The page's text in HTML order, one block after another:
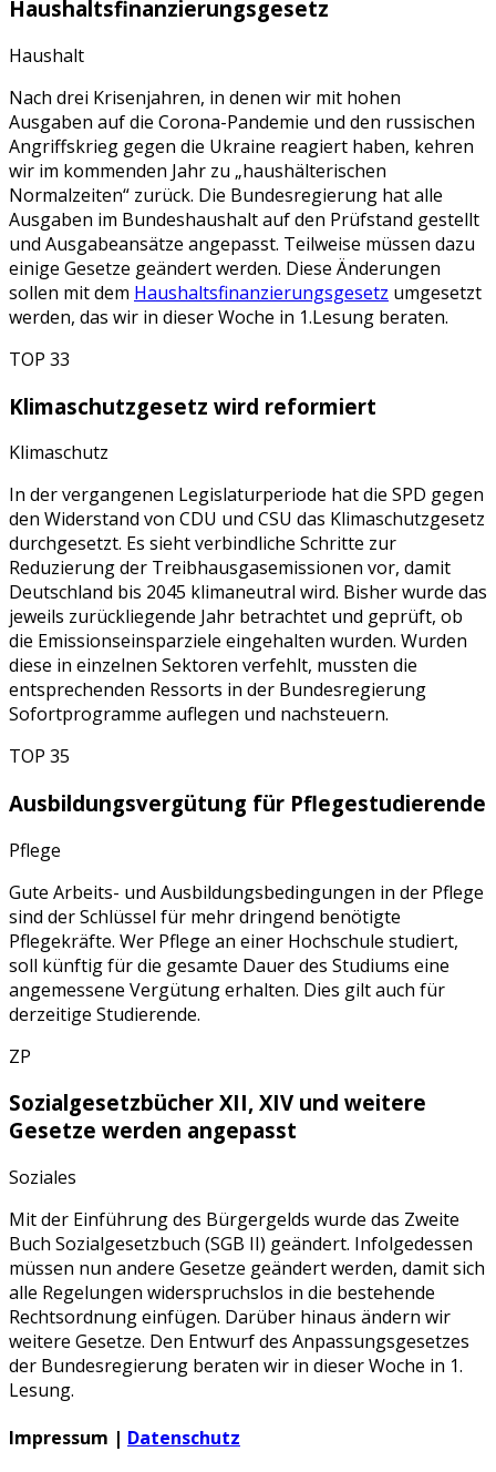
Haushaltsfinanzierungsgesetz
Haushalt
Nach drei Krisenjahren, in denen wir mit hohen
Ausgaben auf die Corona-Pandemie und den russischen
Angriffskrieg gegen die Ukraine reagiert haben, kehren
wir im kommenden Jahr zu „haushälterischen
Normalzeiten“ zurück. Die Bundesregierung hat alle
Ausgaben im Bundeshaushalt auf den Prüfstand gestellt
und Ausgabeansätze angepasst. Teilweise müssen dazu
einige Gesetze geändert werden. Diese Änderungen
sollen mit dem Haushaltsfinanzierungsgesetz umgesetzt
werden, das wir in dieser Woche in 1.Lesung beraten.
TOP 33
Klimaschutzgesetz wird reformiert
Klimaschutz
In der vergangenen Legislaturperiode hat die SPD gegen
den Widerstand von CDU und CSU das Klimaschutzgesetz
durchgesetzt. Es sieht verbindliche Schritte zur
Reduzierung der Treibhausgasemissionen vor, damit
Deutschland bis 2045 klimaneutral wird. Bisher wurde das
jeweils zurückliegende Jahr betrachtet und geprüft, ob
die Emissionseinsparziele eingehalten wurden. Wurden
diese in einzelnen Sektoren verfehlt, mussten die
entsprechenden Ressorts in der Bundesregierung
Sofortprogramme auflegen und nachsteuern.
TOP 35
Ausbildungsvergütung für Pflegestudierende
Pflege
Gute Arbeits- und Ausbildungsbedingungen in der Pflege
sind der Schlüssel für mehr dringend benötigte
Pflegekräfte. Wer Pflege an einer Hochschule studiert,
soll künftig für die gesamte Dauer des Studiums eine
angemessene Vergütung erhalten. Dies gilt auch für
derzeitige Studierende.
ZP
Sozialgesetzbücher XII, XIV und weitere
Gesetze werden angepasst
Soziales
Mit der Einführung des Bürgergelds wurde das Zweite
Buch Sozialgesetzbuch (SGB II) geändert. Infolgedessen
müssen nun andere Gesetze geändert werden, damit sich
alle Regelungen widerspruchslos in die bestehende
Rechtsordnung einfügen. Darüber hinaus ändern wir
weitere Gesetze. Den Entwurf des Anpassungsgesetzes
der Bundesregierung beraten wir in dieser Woche in 1.
Lesung.
Impressum | Datenschutz